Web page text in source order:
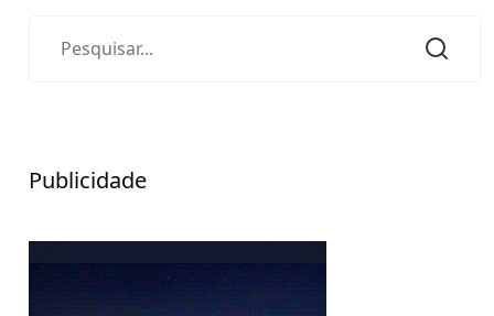
Publicidade